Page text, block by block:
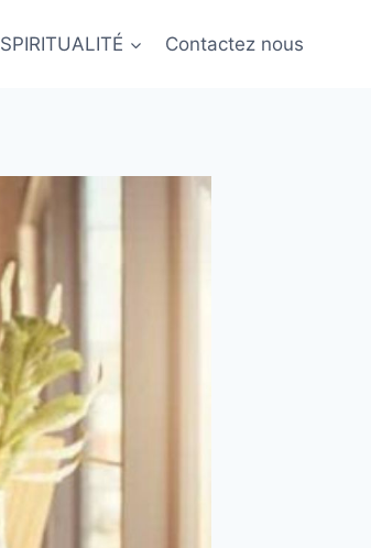
SPIRITUALITÉ Contactez nous